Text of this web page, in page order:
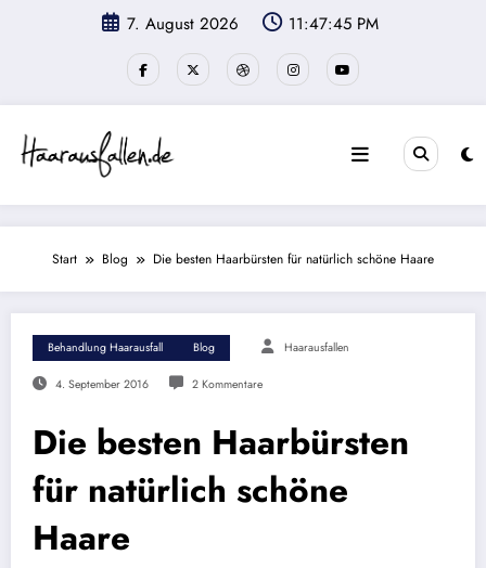
7. August 2026 11:47:46 PM
Start Blog Die besten Haarbürsten für natürlich schöne Haare
Behandlung Haarausfall Blog Haarausfallen
4. September 2016 2 Kommentare
Die besten Haarbürsten
für natürlich schöne
Haare